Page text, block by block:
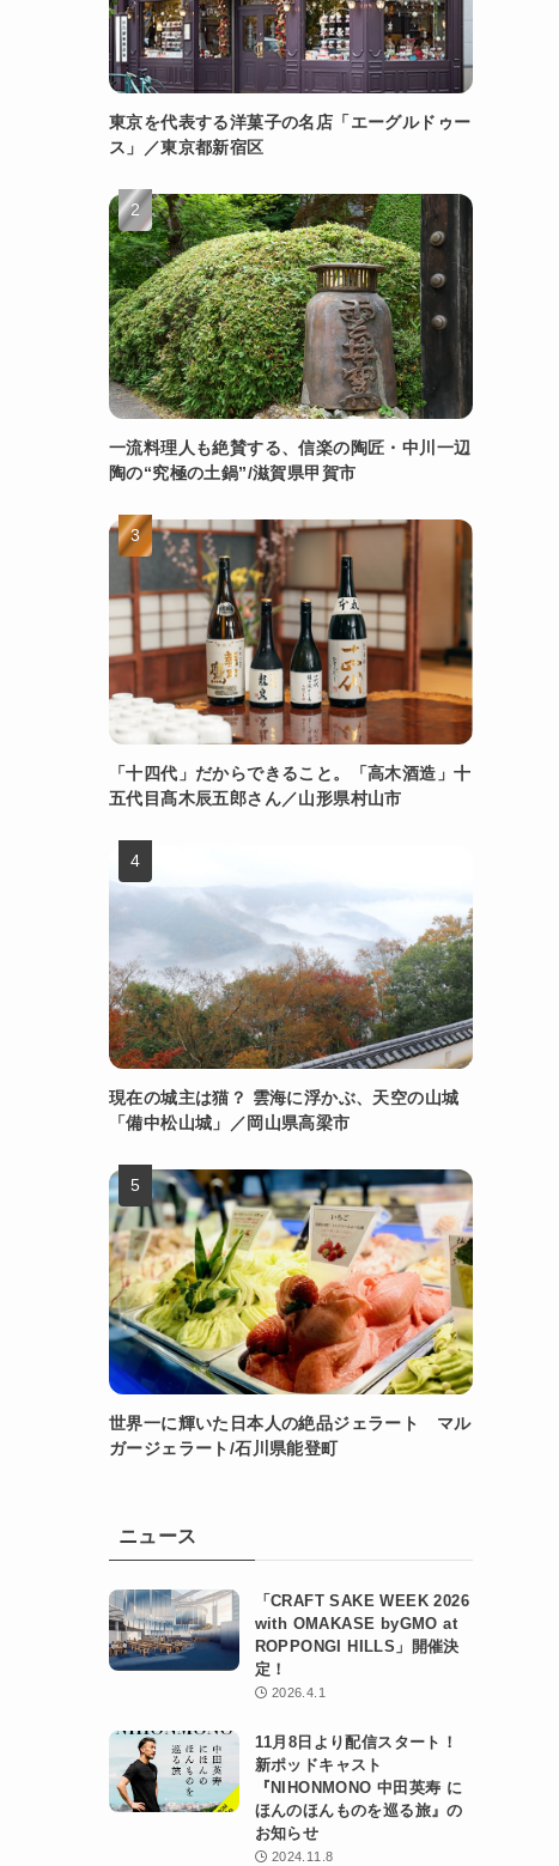
東京を代表する洋菓子の名店「エーグルドゥー
ス」／東京都新宿区
一流料理人も絶賛する、信楽の陶匠・中川一辺
陶の“究極の土鍋”/滋賀県甲賀市
「十四代」だからできること。「高木酒造」十
五代目髙木辰五郎さん／山形県村山市
現在の城主は猫？ 雲海に浮かぶ、天空の山城
「備中松山城」／岡山県高梁市
世界一に輝いた日本人の絶品ジェラート マル
ガージェラート/石川県能登町
ニュース
「CRAFT SAKE WEEK 2026
with OMAKASE byGMO at
ROPPONGI HILLS」開催決
定！
2026.4.1
11月8日より配信スタート！
新ポッドキャスト
『NIHONMONO 中田英寿 に
ほんのほんものを巡る旅』の
お知らせ
2024.11.8